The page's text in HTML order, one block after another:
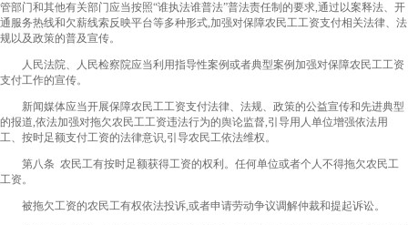
管部门和其他有关部门应当按照“谁执法谁普法”普法责任制的要求,通过以案释法、开
通服务热线和欠薪线索反映平台等多种形式,加强对保障农民工工资支付相关法律、法
规以及政策的普及宣传。
人民法院、人民检察院应当利用指导性案例或者典型案例加强对保障农民工工资
支付工作的宣传。
新闻媒体应当开展保障农民工工资支付法律、法规、政策的公益宣传和先进典型
的报道,依法加强对拖欠农民工工资违法行为的舆论监督,引导用人单位增强依法用
工、按时足额支付工资的法律意识,引导农民工依法维权。
第八条 农民工有按时足额获得工资的权利。任何单位或者个人不得拖欠农民工
工资。
被拖欠工资的农民工有权依法投诉,或者申请劳动争议调解仲裁和提起诉讼。